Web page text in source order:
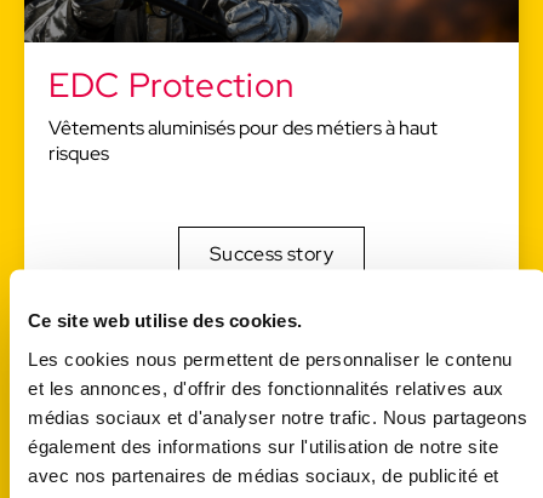
Ce site web utilise des cookies.
Les cookies nous permettent de personnaliser le contenu
et les annonces, d'offrir des fonctionnalités relatives aux
médias sociaux et d'analyser notre trafic. Nous partageons
également des informations sur l'utilisation de notre site
avec nos partenaires de médias sociaux, de publicité et
EDC Protection
Vêtements aluminisés pour des métiers à haut
risques
Success story